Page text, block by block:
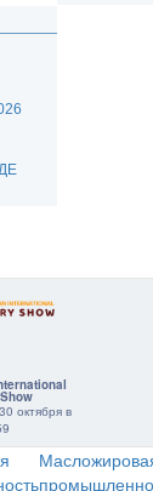
октября в